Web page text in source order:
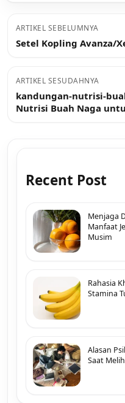
ARTIKEL SEBELUMNYA
Setel Kopling Avanza/
ARTIKEL SESUDAHNYA
kandungan-nutrisi-
Nutrisi Buah Naga
Recent Post
Menjaga
Manfaat
Musim
Rahasia
Stamina
Alasan
Saat